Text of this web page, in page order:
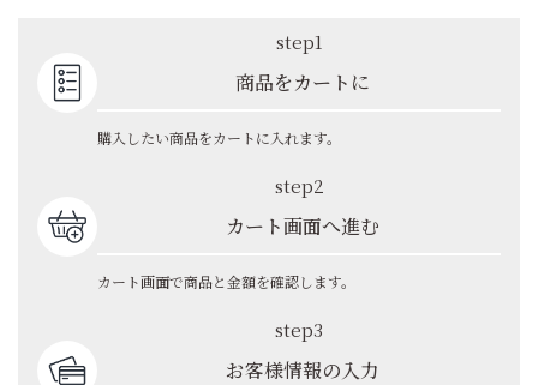
step1
商品をカートに
購入したい商品をカートに入れます。
step2
カート画面へ進む
カート画面で商品と金額を確認します。
step3
お客様情報の入力